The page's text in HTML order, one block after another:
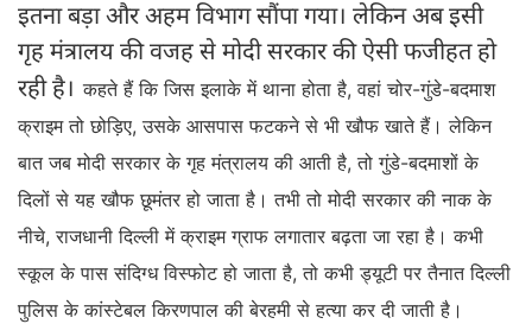
इतना बड़ा और अहम विभाग सौंपा गया। लेकिन अब इसी
गृह मंत्रालय की वजह से मोदी सरकार की ऐसी फजीहत हो
रही है। कहते हैं कि जिस इलाके में थाना होता है, वहां चोर-गुंडे-बदमाश
क्राइम तो छोड़िए, उसके आसपास फटकने से भी खौफ खाते हैं। लेकिन
बात जब मोदी सरकार के गृह मंत्रालय की आती है, तो गुंडे-बदमाशों के
दिलों से यह खौफ छूमंतर हो जाता है। तभी तो मोदी सरकार की नाक के
नीचे, राजधानी दिल्ली में क्राइम ग्राफ लगातार बढ़ता जा रहा है। कभी
स्कूल के पास संदिग्ध विस्फोट हो जाता है, तो कभी ड्यूटी पर तैनात दिल्ली
पुलिस के कांस्टेबल किरणपाल की बेरहमी से हत्या कर दी जाती है।